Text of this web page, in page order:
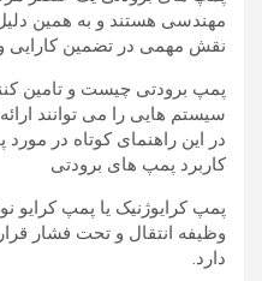
مهندسی هستند و به همین
نقش مهمی در تضمین کارایی و
پمپ برودتی چیست و تامین
سیستم هایی را می توانند
در این راهنمای کوتاه در مورد
کاربرد پمپ های برودتی
پمپ کرایوژنیک یا پمپ
وظیفه انتقال و تحت فشار
دارد.